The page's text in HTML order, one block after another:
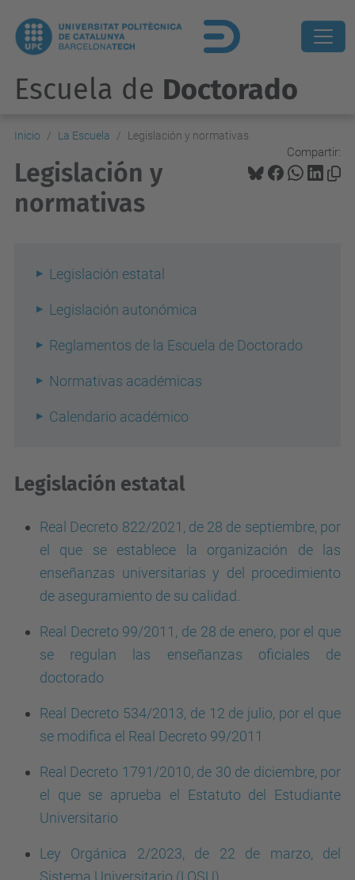
Escuela de Doctorado
Inicio La Escuela Legislación y normativas
Compartir:
Legislación y
normativas
Legislación estatal
Legislación autonómica
Reglamentos de la Escuela de Doctorado
Normativas académicas
Calendario académico
Legislación estatal
Real Decreto 822/2021, de 28 de septiembre, por
el que se establece la organización de las
enseñanzas universitarias y del procedimiento
de aseguramiento de su calidad.
Real Decreto 99/2011, de 28 de enero, por el que
se regulan las enseñanzas oficiales de
doctorado
Real Decreto 534/2013, de 12 de julio, por el que
se modifica el Real Decreto 99/2011
Real Decreto 1791/2010, de 30 de diciembre, por
el que se aprueba el Estatuto del Estudiante
Universitario
Ley Orgánica 2/2023, de 22 de marzo, del
Sistema Universitario (LOSU)